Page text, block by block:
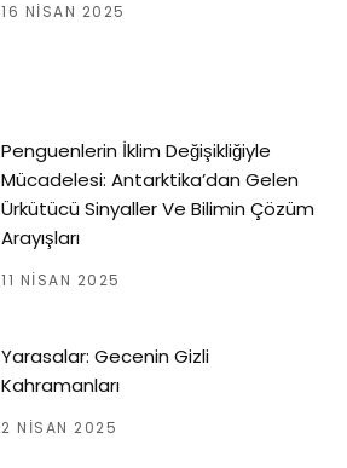
16 NISAN 2025
Penguenlerin İklim Değişikliğiyle
Mücadelesi: Antarktika’dan Gelen
Ürkütücü Sinyaller Ve Bilimin Çözüm
Arayışları
11 NISAN 2025
Yarasalar: Gecenin Gizli
Kahramanları
2 NISAN 2025